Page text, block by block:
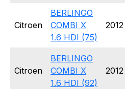
Citroen
BERLINGO
COMBI X
1.6 HDI (75)
2012
Citroen
BERLINGO
COMBI X
1.6 HDI (92)
2012